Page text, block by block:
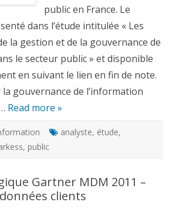
public en France. Le
dans l’étude intitulée « Les
la gestion et de la gouvernance de
le secteur public » et disponible
en suivant le lien en fin de note.
gouvernance de l’information
Read more »
analyste, étude,
, public
Gartner MDM 2011 –
clients